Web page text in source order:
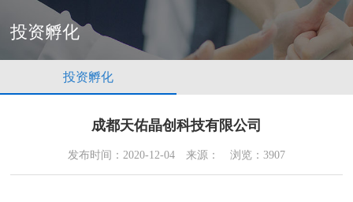
投资孵化
投资孵化
成都天佑晶创科技有限公司
发布时间：2020-12-04 来源： 浏览：3907